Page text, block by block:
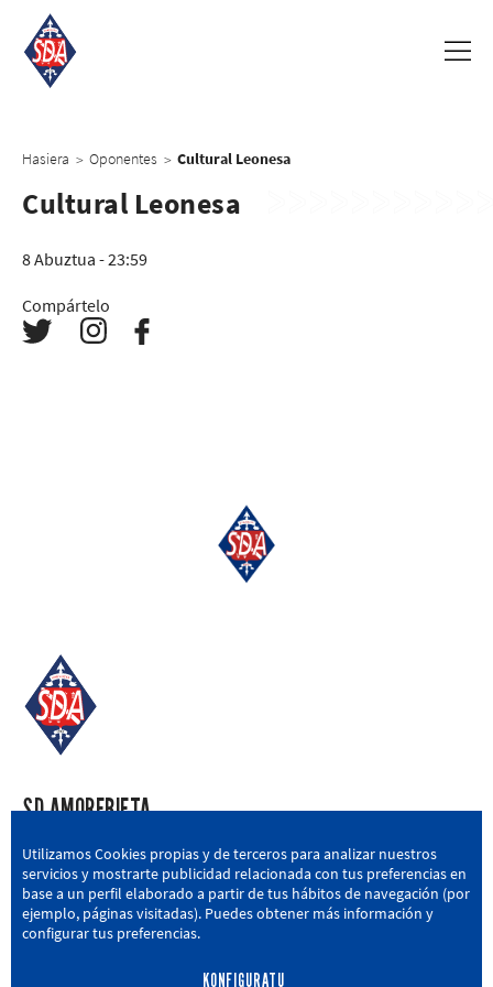
Hasiera > Oponentes > Cultural Leonesa
Cultural Leonesa
8 Abuztua - 23:59
Compártelo
SD AMOREBIETA
San Miguel Kalea, 16, 48340 Amorebieta, Bizkaia
946 604 751 | sda@sdamorebieta.eus
Utilizamos Cookies propias y de terceros para analizar nuestros
servicios y mostrarte publicidad relacionada con tus preferencias en
base a un perfil elaborado a partir de tus hábitos de navegación (por
ejemplo, páginas visitadas). Puedes obtener más información y
configurar tus preferencias.
KONFIGURATU